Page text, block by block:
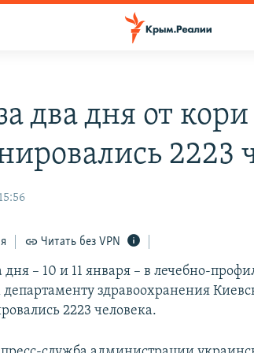
два дня от кори
2223
Читать без VPN
дня – 10 и 11 января – в лечебно-
здравоохранения
2223 человека.